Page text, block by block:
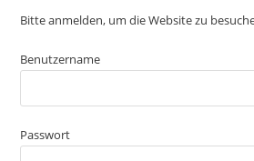
Bitte anmelden, um die Website zu
Benutzername
Passwort